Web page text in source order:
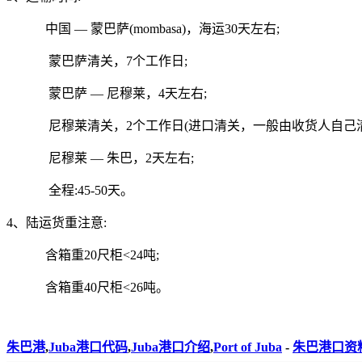
中国 — 蒙巴萨(mombasa)，海运30天左右;
蒙巴萨清关，7个工作日;
蒙巴萨 — 尼穆莱，4天左右;
尼穆莱清关，2个工作日(进口清关，一般由收货人自己
尼穆莱 — 朱巴，2天左右;
全程:45-50天。
4、陆运货重注意:
含箱重20尺柜<24吨;
含箱重40尺柜<26吨。
朱巴港,Juba港口代码,Juba港口介绍,Port of Juba - 朱巴港口资